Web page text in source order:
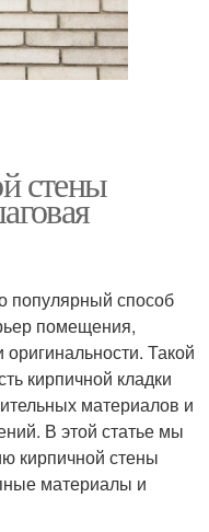
стены
популярный способ
помещения,
Такой
кирпичной кладки
материалов и
В этой статье мы
кирпичной стены
материалы и